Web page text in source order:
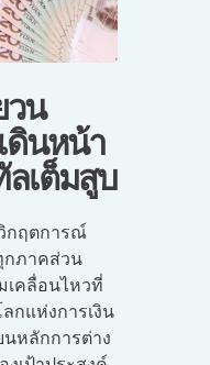
วน
ดินหน้า
เต็มสูบ
กฤตการณ์
กภาคส่วน
คลื่อนไหวที่
กแห่งการเงิน
หลักการต่าง